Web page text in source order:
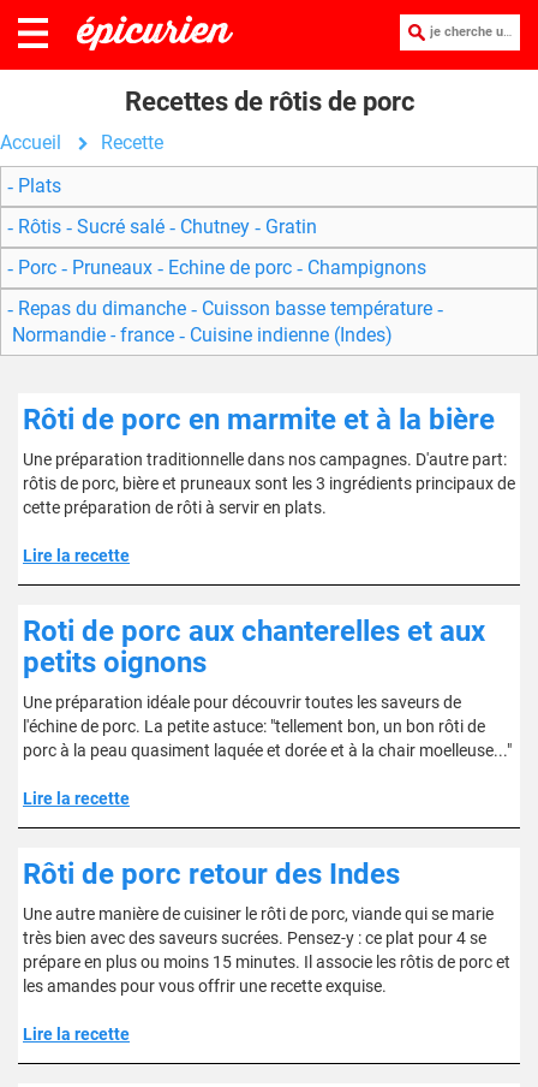
je cherche une recette :
Recettes de rôtis de porc
Accueil
Recette
Plats
Rôtis
Sucré salé Chutney
Gratin
Porc
Pruneaux Echine de porc
Champignons
Repas du dimanche
Cuisson basse température
Normandie - france
Cuisine indienne (Indes)
Rôti de porc en marmite et à la bière
Une préparation traditionnelle dans nos campagnes. D'autre part:
rôtis de porc, bière et pruneaux sont les 3 ingrédients principaux de
cette préparation de rôti à servir en plats.
Lire la recette
Roti de porc aux chanterelles et aux
petits oignons
Une préparation idéale pour découvrir toutes les saveurs de
l'échine de porc. La petite astuce: "tellement bon, un bon rôti de
porc à la peau quasiment laquée et dorée et à la chair moelleuse..."
Lire la recette
Rôti de porc retour des Indes
Une autre manière de cuisiner le rôti de porc, viande qui se marie
très bien avec des saveurs sucrées. Pensez-y : ce plat pour 4 se
prépare en plus ou moins 15 minutes. Il associe les rôtis de porc et
les amandes pour vous offrir une recette exquise.
Lire la recette